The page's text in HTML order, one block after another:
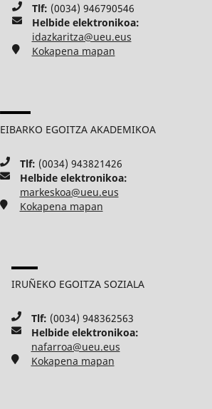
Tlf: (0034) 946790546
Helbide elektronikoa:
idazkaritza@ueu.eus
Kokapena mapan
EIBARKO EGOITZA AKADEMIKOA
Tlf: (0034) 943821426
Helbide elektronikoa:
markeskoa@ueu.eus
Kokapena mapan
IRUÑEKO EGOITZA SOZIALA
Tlf: (0034) 948362563
Helbide elektronikoa:
nafarroa@ueu.eus
Kokapena mapan